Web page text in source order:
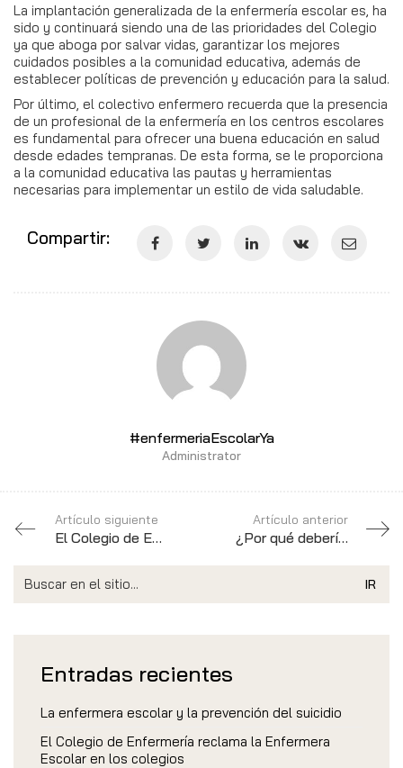
La implantación generalizada de la enfermería escolar es, ha
sido y continuará siendo una de las prioridades del Colegio
ya que aboga por salvar vidas, garantizar los mejores
cuidados posibles a la comunidad educativa, además de
establecer políticas de prevención y educación para la salud.
Por último, el colectivo enfermero recuerda que la presencia
de un profesional de la enfermería en los centros escolares
es fundamental para ofrecer una buena educación en salud
desde edades tempranas. De esta forma, se le proporciona
a la comunidad educativa las pautas y herramientas
necesarias para implementar un estilo de vida saludable.
Compartir:
#enfermeriaEscolarYa
Administrator
Artículo siguiente
El Colegio de Enfermería de Málaga publica un Informe sobre la implantación de la Enfermería Escolar en España
Artículo anterior
¿Por qué debería el colegio de tu hijo tener una enfermera?
for:
Entradas recientes
La enfermera escolar y la prevención del suicidio
El Colegio de Enfermería reclama la Enfermera
Escolar en los colegios